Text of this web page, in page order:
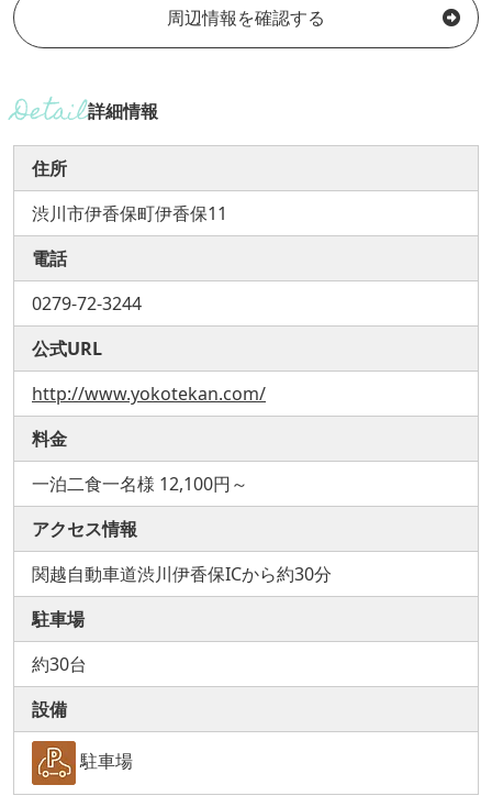
周辺情報を確認する
詳細情報
住所
渋川市伊香保町伊香保11
電話
0279-72-3244
公式URL
http://www.yokotekan.com/
料金
一泊二食一名様 12,100円～
アクセス情報
関越自動車道渋川伊香保ICから約30分
駐車場
約30台
設備
駐車場